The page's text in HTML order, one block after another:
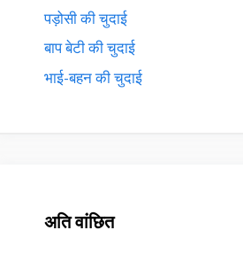
पड़ोसी की चुदाई
बाप बेटी की चुदाई
भाई-बहन की चुदाई
अति वांछित